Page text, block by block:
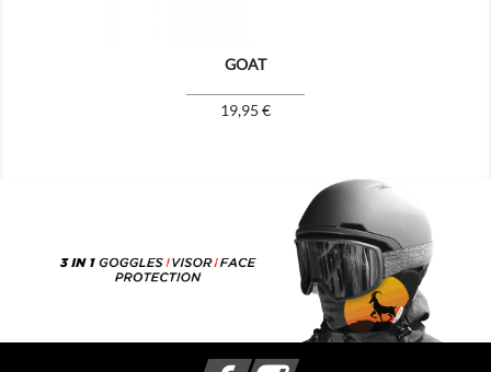
GOAT
Prix
19,95 €